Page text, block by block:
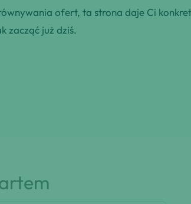
ofert, ta strona daje Ci
zacząć już dziś.